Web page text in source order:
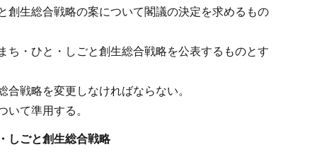
生総合戦略の案について閣議の決定を求めるもの
・ひと・しごと創生総合戦略を公表するものとす
戦略を変更しなければならない。
て準用する。
しごと創生総合戦略